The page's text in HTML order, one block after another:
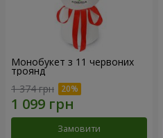
Монобукет з 11 червоних
троянд
1 374 грн
Замовити